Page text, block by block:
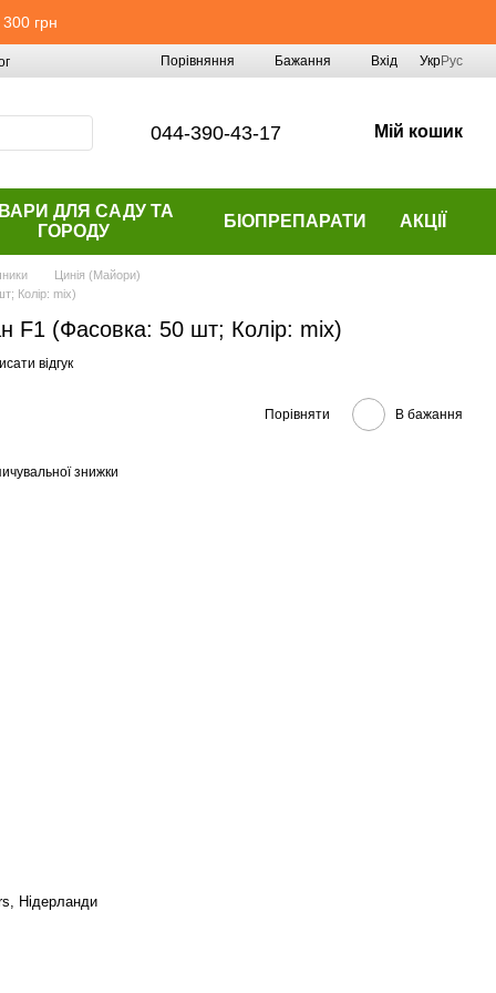
грн
Порівняння Бажання Вхід УкрРус
044-390-43-17 Мій кошик
ДЛЯ САДУ ТА
ГОРОДУ
БІОПРЕПАРАТИ АКЦІЇ
Цинія (Майори)
Колір: mix)
F1 (Фасовка: 50 шт; Колір: mix)
відгук
Порівняти В бажання
знижки
Нідерланди